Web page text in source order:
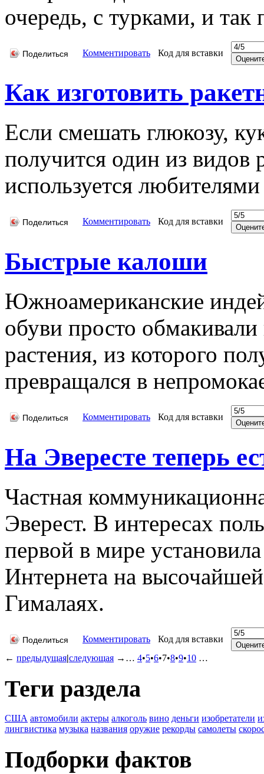
очередь, с турками, и
Поделиться Комментировать Код для вставки
Как изготовить
Если смешать глюкозу,
получится один из видов
используется
Поделиться Комментировать Код для вставки
Быстрые калоши
Южноамериканские
обуви просто
растения, из которого
превращался в
Поделиться Комментировать Код для вставки
На Эвересте теперь
Частная
Эверест. В интересах
первой в мире
Интернета на
Гималаях.
Поделиться Комментировать
Код для вставки
← предыдущая|следующая → … 4•5•6•7•8•9•10 …
Теги раздела
США автомобили актеры алкоголь вино деньги изобретатели
лингвистика музыка названия оружие рекорды самолеты
Подборки фактов